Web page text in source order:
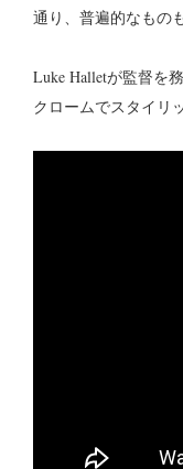
通り、普遍的なもの
Luke Halletが監督を
クロームでスタイリ